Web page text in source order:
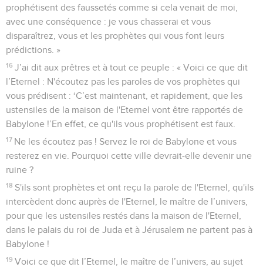
prophétisent des faussetés comme si cela venait de moi,
avec une conséquence : je vous chasserai et vous
disparaîtrez, vous et les prophètes qui vous font leurs
prédictions. »
16 J’ai dit aux prêtres et à tout ce peuple : « Voici ce que dit
l’Eternel : N'écoutez pas les paroles de vos prophètes qui
vous prédisent : ‘C’est maintenant, et rapidement, que les
ustensiles de la maison de l'Eternel vont être rapportés de
Babylone !’En effet, ce qu'ils vous prophétisent est faux.
17 Ne les écoutez pas ! Servez le roi de Babylone et vous
resterez en vie. Pourquoi cette ville devrait-elle devenir une
ruine ?
18 S'ils sont prophètes et ont reçu la parole de l'Eternel, qu'ils
intercèdent donc auprès de l'Eternel, le maître de l’univers,
pour que les ustensiles restés dans la maison de l'Eternel,
dans le palais du roi de Juda et à Jérusalem ne partent pas à
Babylone !
19 Voici ce que dit l’Eternel, le maître de l’univers, au sujet